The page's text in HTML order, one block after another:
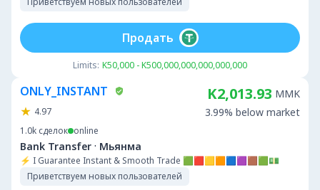
Limits: K50,000 - K500,000,000,000,000,000
Продать
ONLY_INSTANT
4.97
1.0k сделок online
Bank Transfer · Мьянма
⚡ I Guarantee Instant & Smooth Trade 🟩🟥🟨🟧🟦🟪🟫🟩💵
Приветствуем новых пользователей
K2,013.93 MMK
3.99% below market